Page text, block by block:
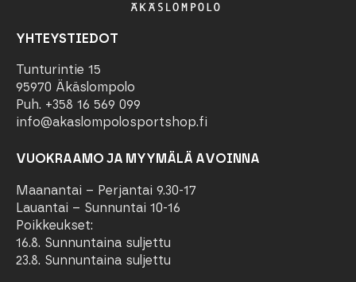
YHTEYSTIEDOT
Tunturintie 15
95970 Äkäslompolo
Puh. +358 16 569 099
info@akaslompolosportshop.fi
VUOKRAAMO JA MYYMÄLÄ AVOINNA
Maanantai – Perjantai 9.30-17
Lauantai – Sunnuntai 10-16
Poikkeukset:
16.8. Sunnuntaina suljettu
23.8. Sunnuntaina suljettu